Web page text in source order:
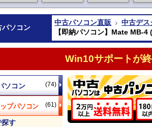
パソコン
中古パソコン直販 中古デス
【即納パソコン】Mate MB-
Win10サポートが
(74)
(61)
探す